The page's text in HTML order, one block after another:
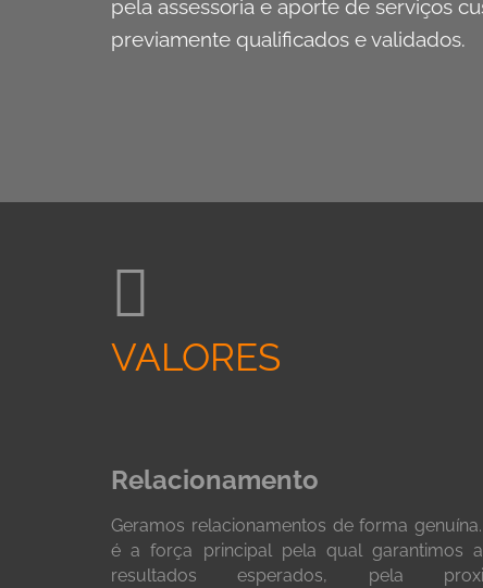
pela assessoria e aporte de serviços
previamente qualificados e validados.
VALORES
Relacionamento
Geramos relacionamentos de forma
é a força principal pela qual garantimos
resultados esperados, pela